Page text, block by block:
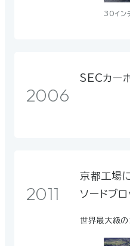
30イン
2006
SECカー
2011
京都工場
ソードブ
世界最大級の
大学発ベ
ニュートラ
CO2を原料